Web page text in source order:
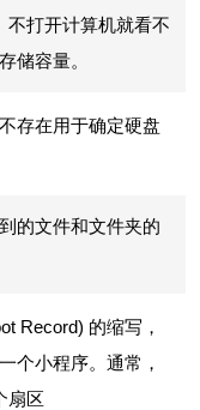
不打开计算机就看不
储容量。
存在用于确定硬盘
的文件和文件夹的
Record) 的缩写，
个小程序。通常，
扇区